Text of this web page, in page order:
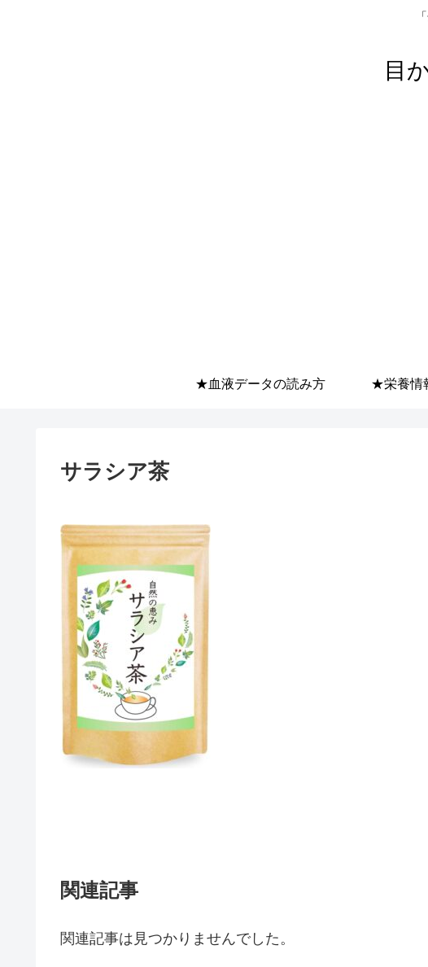
目
★血液データの読み方 ★栄養情
サラシア茶
関連記事
関連記事は見つかりませんでした。